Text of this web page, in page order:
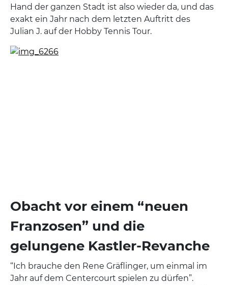
Hand der ganzen Stadt ist also wieder da, und das
exakt ein Jahr nach dem letzten Auftritt des
Julian J. auf der Hobby Tennis Tour.
Obacht vor einem “neuen
Franzosen” und die
gelungene Kastler-Revanche
“Ich brauche den Rene Gräflinger, um einmal im
Jahr auf dem Centercourt spielen zu dürfen”.